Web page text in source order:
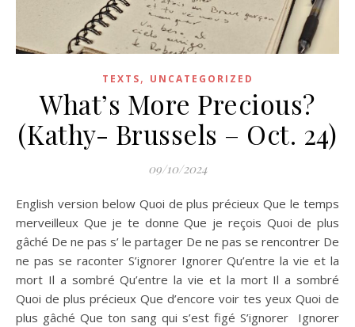
TEXTS, UNCATEGORIZED
What’s More Precious?
(Kathy- Brussels – Oct. 24)
09/10/2024
English version below Quoi de plus précieux Que le temps
merveilleux Que je te donne Que je reçois Quoi de plus
gâché De ne pas s’ le partager De ne pas se rencontrer De
ne pas se raconter S’ignorer Ignorer Qu’entre la vie et la
mort Il a sombré Qu’entre la vie et la mort Il a sombré
Quoi de plus précieux Que d’encore voir tes yeux Quoi de
plus gâché Que ton sang qui s’est figé S’ignorer Ignorer